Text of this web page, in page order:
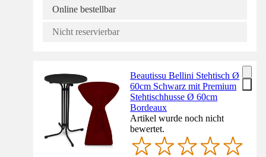
Online bestellbar
Nicht reservierbar
Beautissu Bellini Stehtisch Ø
60cm Schwarz mit Premium
Stehtischhusse Ø 60cm
Bordeaux
Artikel wurde noch nicht
bewertet.